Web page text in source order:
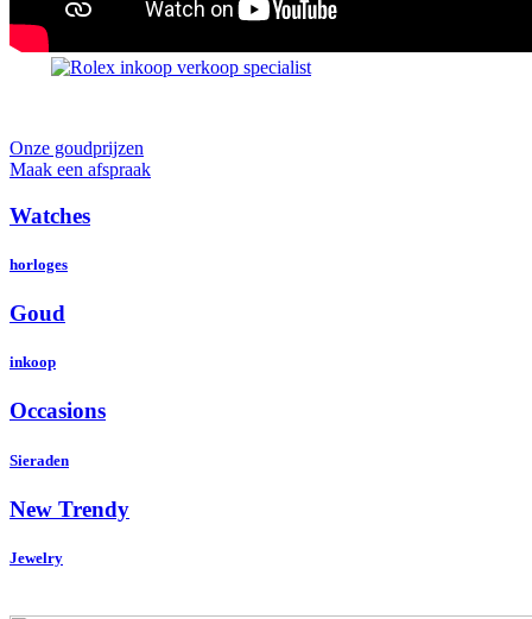
Onze goudprijzen
Maak een afspraak
Watches
horloges
Goud
inkoop
Occasions
Sieraden
New Trendy
Jewelry